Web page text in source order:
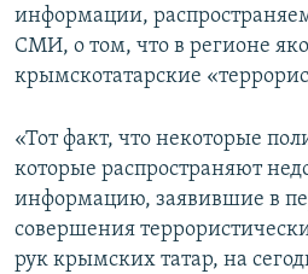
информации,
СМИ, о том, что в регионе
крымскотатарские
«Тот факт, что некоторые
которые распространяют
информацию, заявившие в
совершения
рук крымских татар, на